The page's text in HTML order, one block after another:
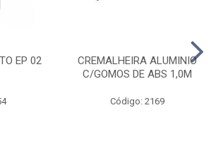
EP 02
CREMALHEIRA ALUMINIO
C/GOMOS DE ABS 1,0M
Código: 2169